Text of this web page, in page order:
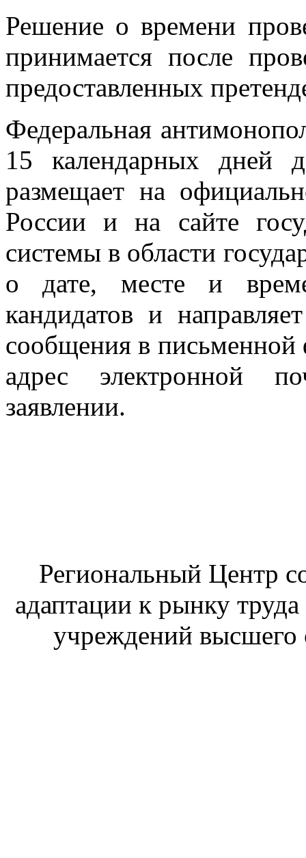
Решение о времени
принимается после
предоставленных
Федеральная
15 календарных дней
размещает на
России и на сайте
системы в области
о дате, месте и
кандидатов и
сообщения в письменной
адрес электронной
заявлении.
Региональный Центр
адаптации к рынку
учреждений